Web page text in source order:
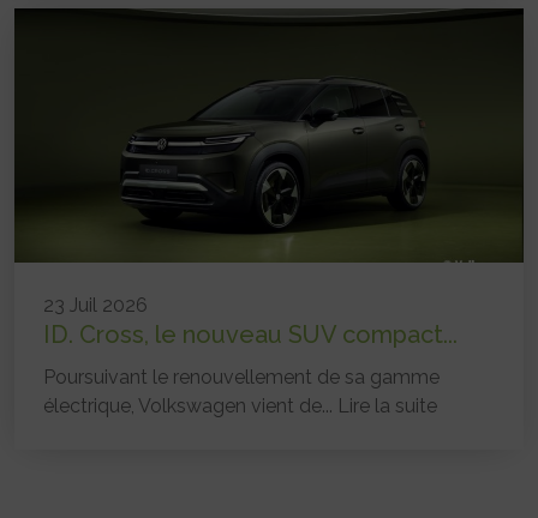
23 Juil 2026
ID. Cross, le nouveau SUV compact...
Poursuivant le renouvellement de sa gamme
électrique, Volkswagen vient de... Lire la suite